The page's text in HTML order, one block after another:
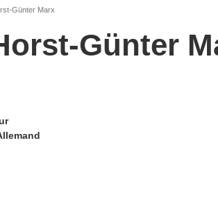
Günter Marx
Günter